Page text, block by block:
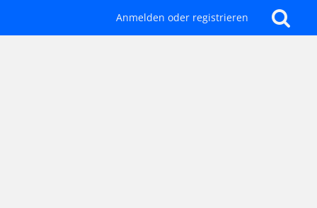
Anmelden oder registrieren